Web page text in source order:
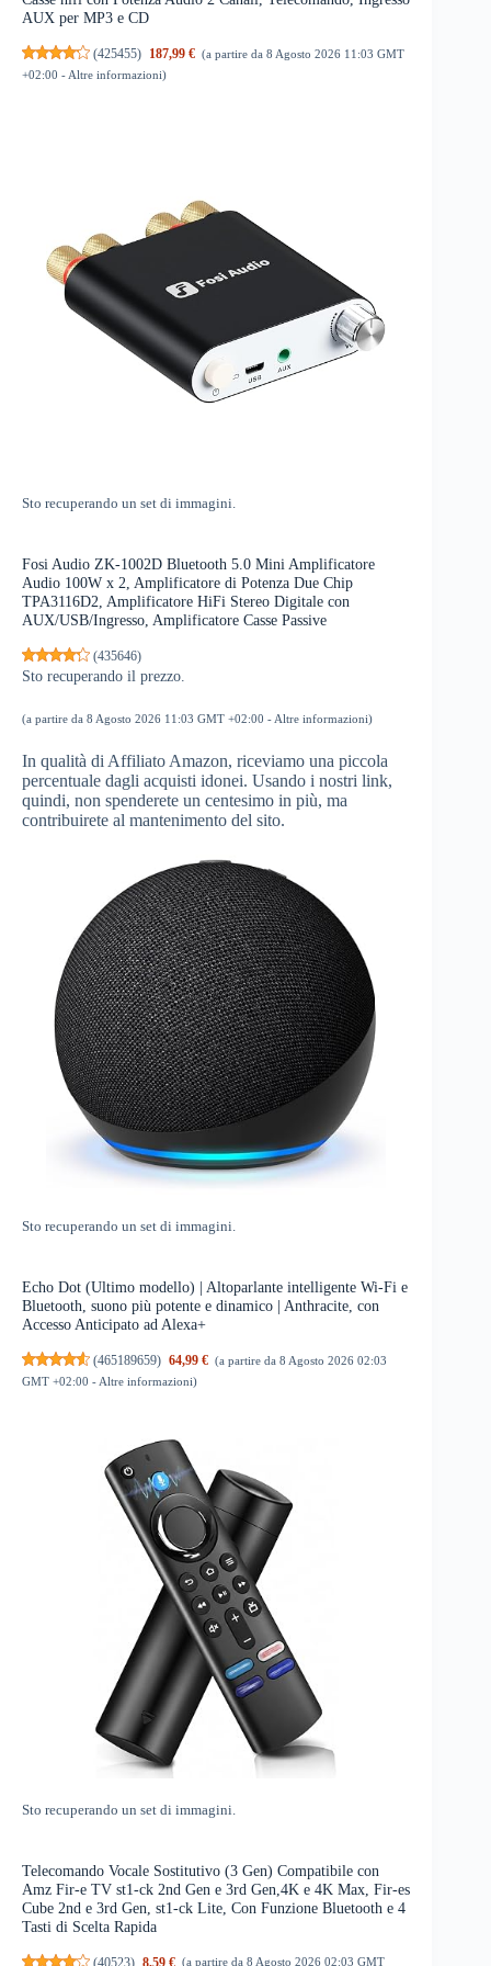
AUX per MP3 e CD
(425455) 187,99 € (a partire da 8 Agosto 2026 11:03 GMT
+02:00 - Altre informazioni)
Sto recuperando un set di immagini.
Fosi Audio ZK-1002D Bluetooth 5.0 Mini Amplificatore
Audio 100W x 2, Amplificatore di Potenza Due Chip
TPA3116D2, Amplificatore HiFi Stereo Digitale con
AUX/USB/Ingresso, Amplificatore Casse Passive
(435646)
Sto recuperando il prezzo.
(a partire da 8 Agosto 2026 11:03 GMT +02:00 - Altre informazioni)
In qualità di Affiliato Amazon, riceviamo una piccola
percentuale dagli acquisti idonei. Usando i nostri link,
quindi, non spenderete un centesimo in più, ma
contribuirete al mantenimento del sito.
Sto recuperando un set di immagini.
Echo Dot (Ultimo modello) | Altoparlante intelligente Wi-Fi e
Bluetooth, suono più potente e dinamico | Anthracite, con
Accesso Anticipato ad Alexa+
(465189659) 64,99 € (a partire da 8 Agosto 2026 02:03
GMT +02:00 - Altre informazioni)
Sto recuperando un set di immagini.
Telecomando Vocale Sostitutivo (3 Gen) Compatibile con
Amz Fir-e TV st1-ck 2nd Gen e 3rd Gen,4K e 4K Max, Fir-es
Cube 2nd e 3rd Gen, st1-ck Lite, Con Funzione Bluetooth e 4
Tasti di Scelta Rapida
(40523) 8,59 € (a partire da 8 Agosto 2026 02:03 GMT